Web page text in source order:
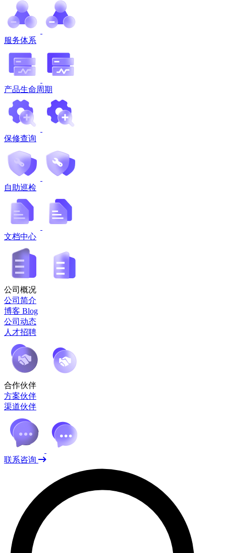
服务体系
产品生命周期
保修查询
自助巡检
文档中心
公司概况
公司简介
博客 Blog
公司动态
人才招聘
合作伙伴
方案伙伴
渠道伙伴
联系咨询